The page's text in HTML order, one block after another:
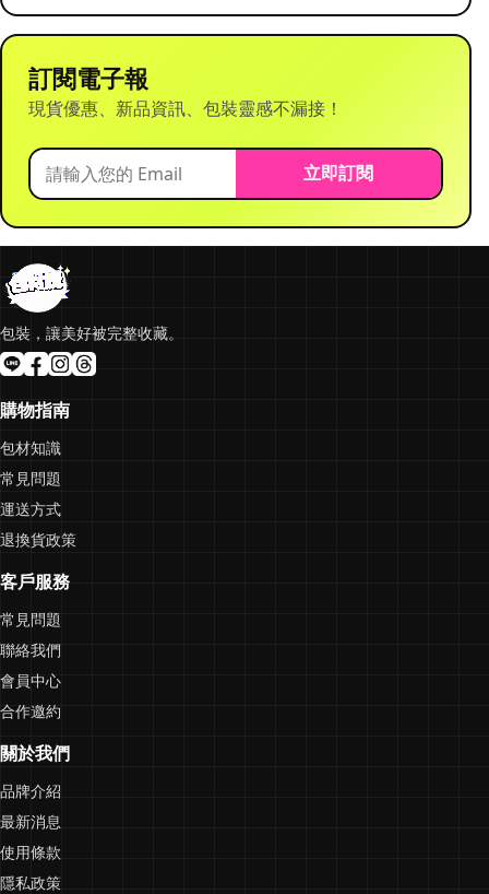
訂閱電子報
現貨優惠、新品資訊、包裝靈感不漏接！
立即訂閱
包裝，讓美好被完整收藏。
購物指南
包材知識
常見問題
運送方式
退換貨政策
客戶服務
常見問題
聯絡我們
會員中心
合作邀約
關於我們
品牌介紹
最新消息
使用條款
隱私政策